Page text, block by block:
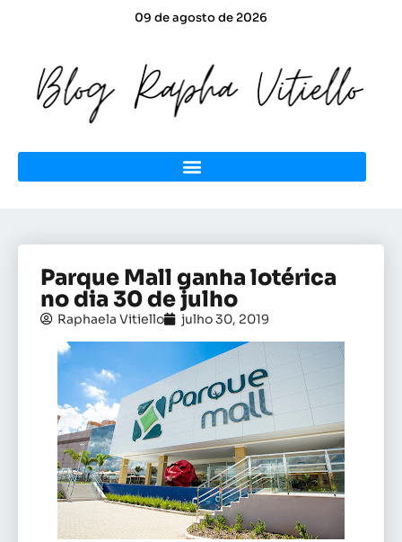
09 de agosto de 2026
Parque Mall ganha lotérica
no dia 30 de julho
Raphaela Vitiello julho 30, 2019